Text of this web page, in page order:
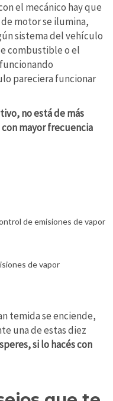
el mecánico hay que
motor se ilumina,
sistema del vehículo
combustible o el
pareciera funcionar
no está de más
mayor frecuencia
de emisiones de vapor
de vapor
temida se enciende,
una de estas diez
si lo hacés con